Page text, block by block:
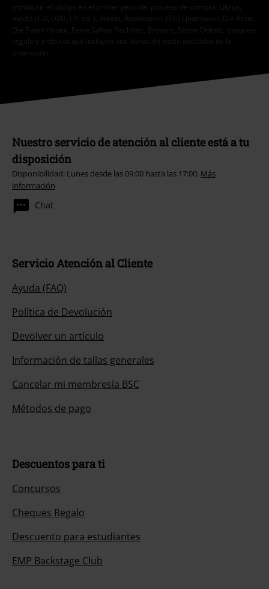
introducir el código en el primer paso del proceso de compra. Libros,
media (CD, DVD, LP, etc.), tickets, Rammstein, (Till) Lindemann, Die Ärzte,
Die Toten Hosen, Feine Sahne Fischfilet, Broilers, Böhse Onkelz, cheques-
regalo y artículos que incluyen una donación están excluidos de la
promoción.
Nuestro servicio de atención al cliente está a tu
disposición
Disponibilidad: Lunes desde las 09:00 hasta las 17:00. Más
información
Chat
Servicio Atención al Cliente
Ayuda (FAQ)
Política de Devolución
Devolver un artículo
Información de tallas generales
Cancelar mi membresía BSC
Métodos de pago
Descuentos para ti
Concursos
Cheques Regalo
Descuento para estudiantes
EMP Backstage Club